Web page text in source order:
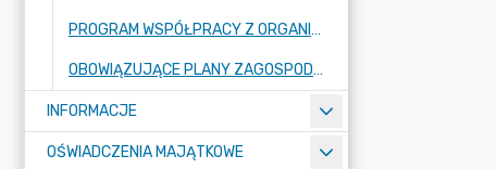
PROGRAM WSPÓŁPRACY Z ORGANIZACJAMI POZARZĄDOWYMI
OBOWIĄZUJĄCE PLANY ZAGOSPODAROWANIA PRZESTRZENNEGO ORAZ ICH ZMIANY
INFORMACJE
OŚWIADCZENIA MAJĄTKOWE